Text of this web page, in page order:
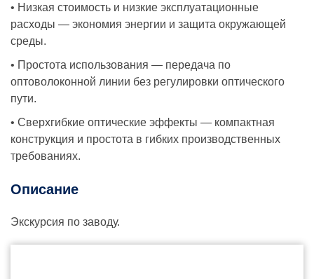
• Низкая стоимость и низкие эксплуатационные
расходы — экономия энергии и защита окружающей
среды.
• Простота использования — передача по
оптоволоконной линии без регулировки оптического
пути.
• Сверхгибкие оптические эффекты — компактная
конструкция и простота в гибких производственных
требованиях.
Описание
Экскурсия по заводу.